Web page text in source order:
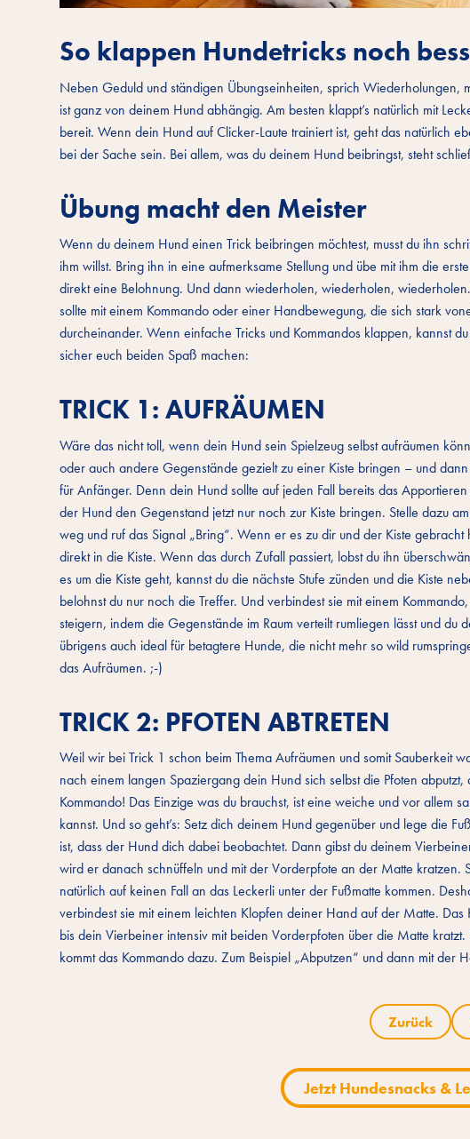
So klappen Hundetricks noch
Neben Geduld und ständigen Übungseinheiten, sprich Wiederholungen,
ist ganz von deinem Hund abhängig. Am besten klappt’s natürlich mit
bereit. Wenn dein Hund auf Clicker-Laute trainiert ist, geht das natürlich
bei der Sache sein. Bei allem, was du deinem Hund beibringst, steht
Übung macht den Meister
Wenn du deinem Hund einen Trick beibringen möchtest, musst du ihn
ihm willst. Bring ihn in eine aufmerksame Stellung und übe mit ihm die
direkt eine Belohnung. Und dann wiederholen, wiederholen,
sollte mit einem Kommando oder einer Handbewegung, die sich stark
durcheinander. Wenn einfache Tricks und Kommandos klappen, kannst
sicher euch beiden Spaß machen:
TRICK 1: AUFRÄUMEN
Wäre das nicht toll, wenn dein Hund sein Spielzeug selbst aufräumen
oder auch andere Gegenstände gezielt zu einer Kiste bringen – und
für Anfänger. Denn dein Hund sollte auf jeden Fall bereits das
der Hund den Gegenstand jetzt nur noch zur Kiste bringen. Stelle dazu
weg und ruf das Signal „Bring“. Wenn er es zu dir und der Kiste
direkt in die Kiste. Wenn das durch Zufall passiert, lobst du ihn
es um die Kiste geht, kannst du die nächste Stufe zünden und die Kiste
belohnst du nur noch die Treffer. Und verbindest sie mit einem
steigern, indem die Gegenstände im Raum verteilt rumliegen lässt und du
übrigens auch ideal für betagtere Hunde, die nicht mehr so wild
das Aufräumen. ;-)
TRICK 2: PFOTEN ABTRETEN
Weil wir bei Trick 1 schon beim Thema Aufräumen und somit Sauberkeit
nach einem langen Spaziergang dein Hund sich selbst die Pfoten
Kommando! Das Einzige was du brauchst, ist eine weiche und vor allem
kannst. Und so geht’s: Setz dich deinem Hund gegenüber und lege die
ist, dass der Hund dich dabei beobachtet. Dann gibst du deinem
wird er danach schnüffeln und mit der Vorderpfote an der Matte kratzen.
natürlich auf keinen Fall an das Leckerli unter der Fußmatte kommen.
verbindest sie mit einem leichten Klopfen deiner Hand auf der Matte.
bis dein Vierbeiner intensiv mit beiden Vorderpfoten über die Matte
kommt das Kommando dazu. Zum Beispiel „Abputzen“ und dann mit der
Zurück
Jetzt Hundesnacks &